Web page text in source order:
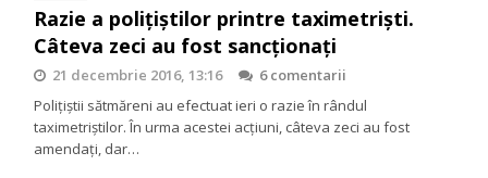
Razie a polițiștilor printre taximetriști.
Câteva zeci au fost sancționați
21 decembrie 2016, 13:16
6 comentarii
Polițiștii sătmăreni au efectuat ieri o razie în rândul
taximetriștilor. În urma acestei acțiuni, câteva zeci au fost
amendați, dar…